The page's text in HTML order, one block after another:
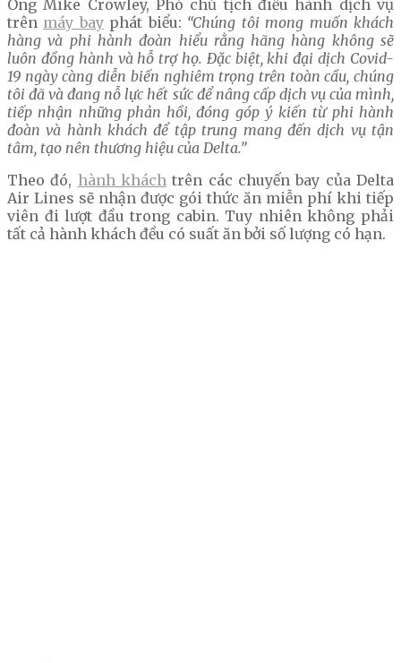
Ông Mike Crowley, Phó chủ tịch điều hành dịch vụ
trên máy bayphát biểu: “Chúng tôi mong muốn khách
hàng và phi hành đoàn hiểu rằng hãng hàng không sẽ
luôn đồng hành và hỗ trợ họ. Đặc biệt, khi đại dịch Covid-
19 ngày càng diễn biến nghiêm trọng trên toàn cầu, chúng
tôi đã và đang nỗ lực hết sức để nâng cấp dịch vụ của mình,
tiếp nhận những phản hồi, đóng góp ý kiến từ phi hành
đoàn và hành khách để tập trung mang đến dịch vụ tận
tâm, tạo nên thương hiệu của Delta.”
Theo đó, hành khách trên các chuyến bay của Delta
Air Lines sẽ nhận được gói thức ăn miễn phí khi tiếp
viên đi lượt đầu trong cabin. Tuy nhiên không phải
tất cả hành khách đều có suất ăn bởi số lượng có hạn.